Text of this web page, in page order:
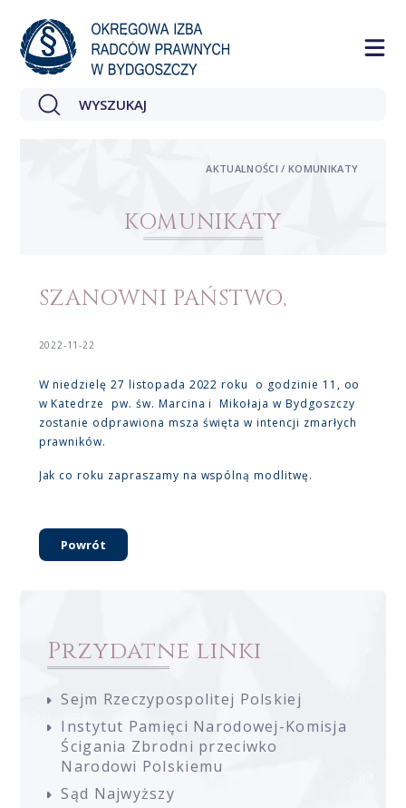
KOMUNIKATY
AKTUALNOŚCI / KOMUNIKATY
SZANOWNI PAŃSTWO,
2022-11-22
W niedzielę 27 listopada 2022 roku o godzinie 11, oo
w Katedrze pw. św. Marcina i Mikołaja w Bydgoszczy
zostanie odprawiona msza święta w intencji zmarłych
prawników.
Jak co roku zapraszamy na wspólną modlitwę.
Powrót
Przydatne linki
Sejm Rzeczypospolitej Polskiej
Instytut Pamięci Narodowej-Komisja
Ścigania Zbrodni przeciwko
Narodowi Polskiemu
Sąd Najwyższy